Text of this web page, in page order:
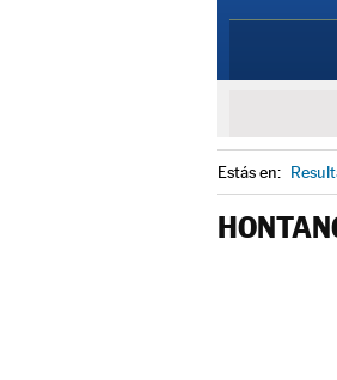
Estás en: